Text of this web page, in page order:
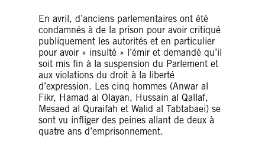
En avril, d’anciens parlementaires ont été
condamnés à de la prison pour avoir critiqué
publiquement les autorités et en particulier
pour avoir « insulté » l’émir et demandé qu’il
soit mis fin à la suspension du Parlement et
aux violations du droit à la liberté
d’expression. Les cinq hommes (Anwar al
Fikr, Hamad al Olayan, Hussain al Qallaf,
Mesaed al Quraifah et Walid al Tabtabaei) se
sont vu infliger des peines allant de deux à
quatre ans d’emprisonnement.